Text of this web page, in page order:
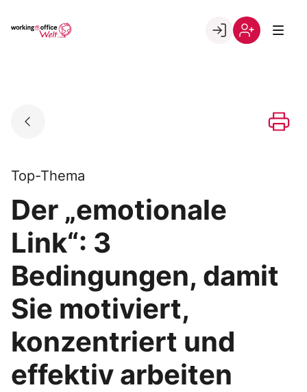
Go to landing page.
Top-Thema
Der „emotionale
Link“: 3
Bedingungen, damit
Sie motiviert,
konzentriert und
effektiv arbeiten